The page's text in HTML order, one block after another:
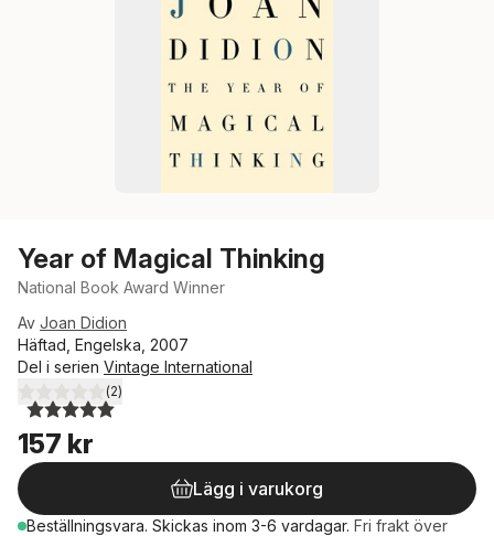
Year of Magical Thinking
National Book Award Winner
Av Joan Didion
Häftad, Engelska, 2007
Del i serien Vintage International
5,0utav 5 stjärnor. Totalt antal röster:
(2)
157 kr
Lägg i varukorg
Beställningsvara. Skickas inom 3-6 vardagar. Fri frakt över